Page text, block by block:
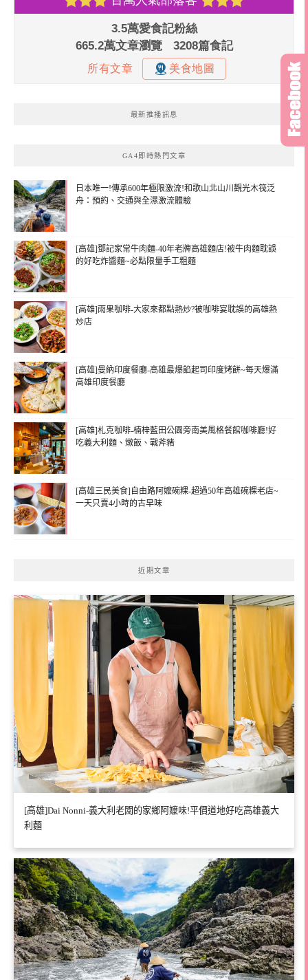
最新推播訊息
GA4即時熱門文章
日本唯一!傳承600年極限激流!和歌山北山川觀光木筏泛
舟：預約、交通與全濕激流體驗
[高雄]鄧記家常牛肉麵-40年老牌高雄麵店!被牛肉麵耽誤
的好吃炸醬麵~必點限量手工粗麵
[高雄]雨果咖啡-大家來都點熱炒?被咖啡宴耽誤的高雄熱
炒店
[高雄]曼納印度餐廳-高雄最爆餡起司印度烤餅~每天爆滿
高雄印度餐廳
[高雄]札克咖啡-楠梓藍田公園旁南美風格餐館咖啡廳!好
吃義大利麵、燉飯、戰斧豬
[高雄三民美食]自由路阿嬤碗粿-超過50年高雄碗粿老店~
一天只賣4小時的古早味
近期文章
[高雄]Dai Nonni-義大利老闆的家鄉阿嬤味!平價道地好吃高雄義大
利麵